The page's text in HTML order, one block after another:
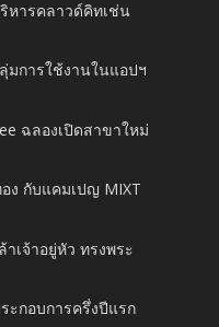
หารคลาวด์คิทเช่น
มการใช้งานในแอปฯ
ฉลองเปิดสาขาใหม่
ง กับแคมเปญ MIXT
เจ้าอยู่หัว ทรงพระ
ะกอบการครึ่งปีแรก